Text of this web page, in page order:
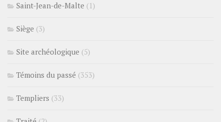
Saint-Jean-de-Malte (1)
Siège (3)
Site archéologique (5)
Témoins du passé (353)
Templiers (33)